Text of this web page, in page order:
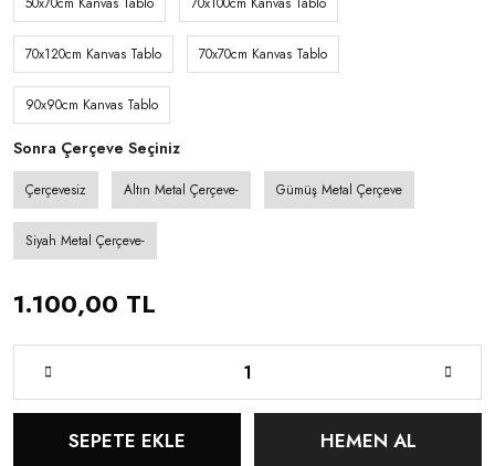
70x120cm Kanvas Tablo 70x70cm Kanvas Tablo
90x90cm Kanvas Tablo
Sonra Çerçeve Seçiniz
Çerçevesiz Altın Metal Çerçeve- Gümüş Metal Çerçeve
Siyah Metal Çerçeve-
1.100,00 TL
SEPETE EKLE HEMEN AL